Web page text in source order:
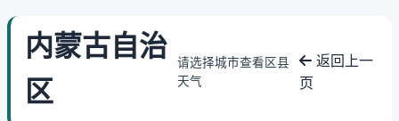
内蒙古自治
区
请选择城市查看区县
天气
返回上一
页